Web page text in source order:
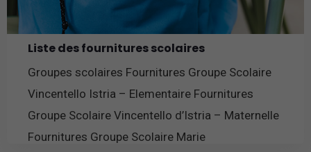
Liste des fournitures scolaires
Groupes scolaires Fournitures Groupe Scolaire
Vincentello Istria – Elementaire Fournitures
Groupe Scolaire Vincentello d’Istria – Maternelle
Fournitures Groupe Scolaire Marie